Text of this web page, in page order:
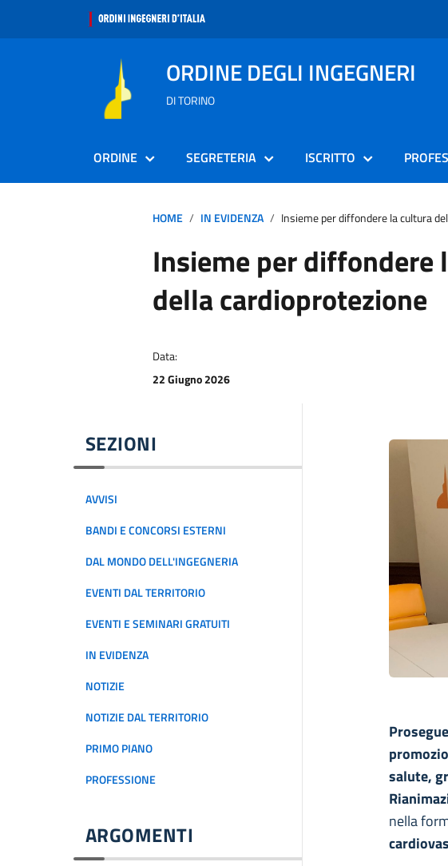
ORDINE DEGLI INGEGNERI
DI TORINO
ORDINE SEGRETERIA ISCRITTO
HOME IN EVIDENZA Insieme per diffondere la cultura
Insieme per diffondere
della cardioprotezione
Data:
22 Giugno 2026
SEZIONI
AVVISI
BANDI E CONCORSI ESTERNI
DAL MONDO DELL'INGEGNERIA
EVENTI DAL TERRITORIO
EVENTI E SEMINARI GRATUITI
IN EVIDENZA
NOTIZIE
NOTIZIE DAL TERRITORIO
PRIMO PIANO
PROFESSIONE
ARGOMENTI
salute,
nella